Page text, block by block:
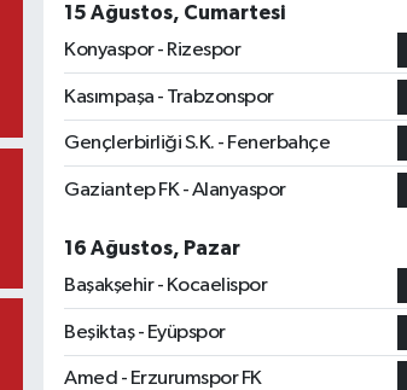
15 Ağustos, Cumartesi
Konyaspor - Rizespor
Kasımpaşa - Trabzonspor
Gençlerbirliği S.K. - Fenerbahçe
Gaziantep FK - Alanyaspor
16 Ağustos, Pazar
Başakşehir - Kocaelispor
Beşiktaş - Eyüpspor
Amed - Erzurumspor FK